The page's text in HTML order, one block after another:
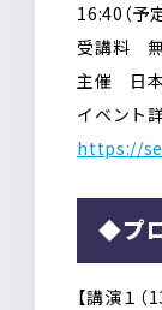
16:40（予
受講料 無
主催 日
イベント
https://
◆プ
【講演１（